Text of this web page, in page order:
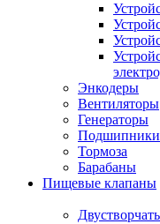
Энкодеры
Вентиляторы
Генераторы
Подшипники
Тормоза
Барабаны
Пищевые клапаны